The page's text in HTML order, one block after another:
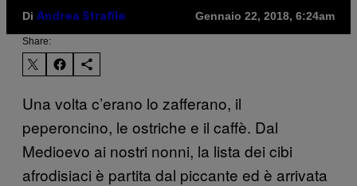
Di Andrea Strafile Gennaio 22, 2018, 6:24am
Share:
Una volta c’erano lo zafferano, il
peperoncino, le ostriche e il caffè. Dal
Medioevo ai nostri nonni, la lista dei cibi
afrodisiaci è partita dal piccante ed è arrivata